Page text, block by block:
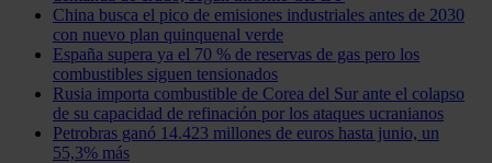
China busca el pico de emisiones industriales antes de 2030
con nuevo plan quinquenal verde
España supera ya el 70 % de reservas de gas pero los
combustibles siguen tensionados
Rusia importa combustible de Corea del Sur ante el colapso
de su capacidad de refinación por los ataques ucranianos
Petrobras ganó 14.423 millones de euros hasta junio, un
55,3% más